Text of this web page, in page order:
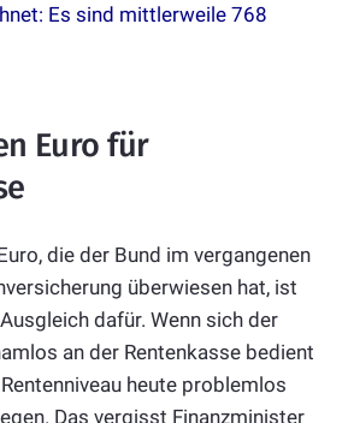
Es sind mittlerweile 768
Euro für
die der Bund im vergangenen
überwiesen hat, ist
dafür. Wenn sich der
an der Rentenkasse bedient
heute problemlos
Das vergisst Finanzminister